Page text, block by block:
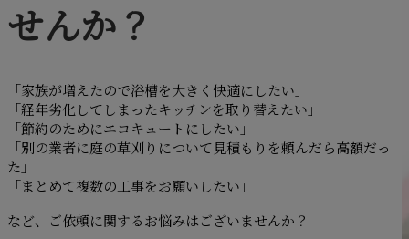
せんか？
「家族が増えたので浴槽を大きく快適にしたい」
「経年劣化してしまったキッチンを取り替えたい」
「節約のためにエコキュートにしたい」
「別の業者に庭の草刈りについて見積もりを頼んだら高額だっ
た」
「まとめて複数の工事をお願いしたい」
など、ご依頼に関するお悩みはございませんか？